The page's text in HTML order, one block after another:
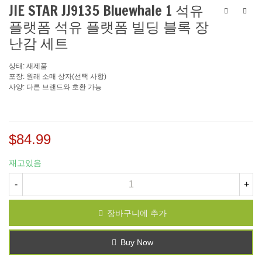
JIE STAR JJ9135 Bluewhale 1 석유
플랫폼 석유 플랫폼 빌딩 블록 장
난감 세트
상태: 새제품
포장: 원래 소매 상자(선택 사항)
사양: 다른 브랜드와 호환 가능
$84.99
재고있음
- +
장바구니에 추가
Buy Now